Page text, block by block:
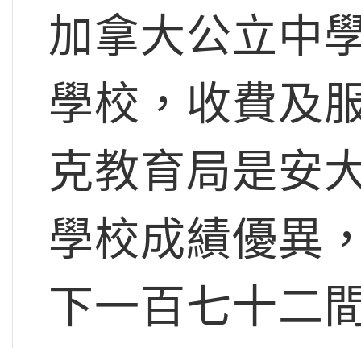
加拿大公立中
學校，收費及
克教育局是安
學校成績優異
下一百七十二